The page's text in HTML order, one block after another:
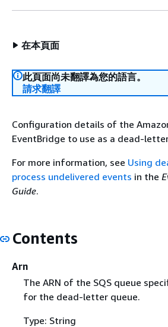
在本頁面
此頁面尚未翻譯為您的語言。
請求翻譯
Configuration details of the
EventBridge to use as a dead-
For more information, see Using
process undelivered events in the
Guide.
Contents
Arn
The ARN of the SQS queue
for the dead-letter queue.
Type: String